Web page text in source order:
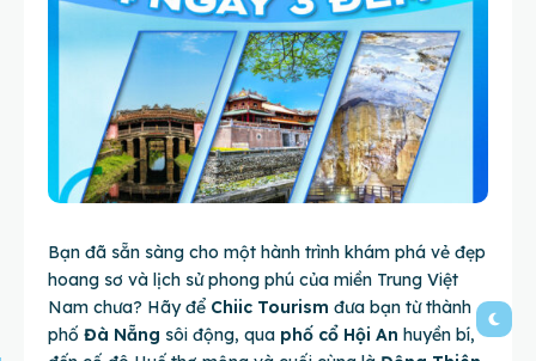
Bạn đã sẵn sàng cho một hành trình khám phá vẻ đẹp
hoang sơ và lịch sử phong phú của miền Trung Việt
Nam chưa? Hãy để Chiic Tourism đưa bạn từ thành
phố Đà Nẵng sôi động, qua phố cổ Hội An huyền bí,